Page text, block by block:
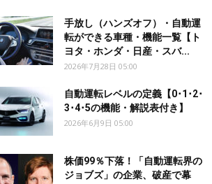
手放し（ハンズオフ）・自動運
転ができる車種・機能一覧【ト
ヨタ・ホンダ・日産・スバ...
2026年7月28日 05:00
自動運転レベルの定義【0･1･2･
3･4･5の機能・解説表付き】
2026年6月9日 05:00
株価99％下落！「自動運転界の
ジョブズ」の企業、破産で幕